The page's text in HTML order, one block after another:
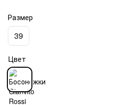
Размер
39
Цвет